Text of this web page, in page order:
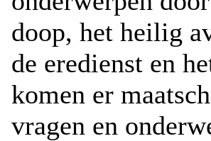
doop, het heilig
de eredienst en
komen er
vragen en